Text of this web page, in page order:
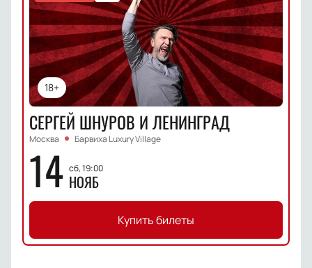
18+
СЕРГЕЙ ШНУРОВ И ЛЕНИНГРАД
Москва Барвиха Luxury Village
14 сб, 19:00
НОЯБ
Купить билеты